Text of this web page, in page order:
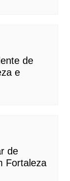
de
e
de
Fortaleza